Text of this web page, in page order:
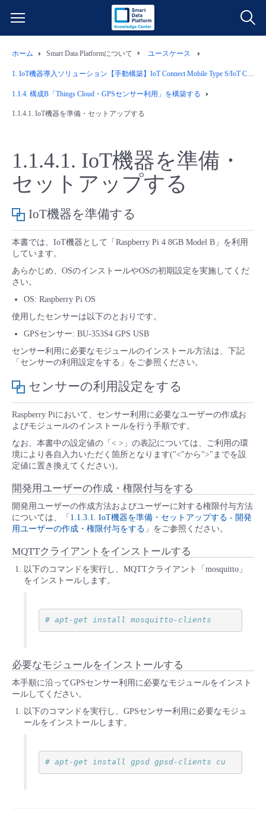
データ利活用
ネットワーク
モニタリング/監査
管理機能
すべてのメニューを見る
よくある質問
クラウド/サーバー
ネットワーク
IoT
サポート
管理機能
すべてのメニューを見る
料金シミュレーター
データ利活用
クラウド/サーバー
IoT
モニタリング/監査
サポート
すべてのメニューを見る
ご利用開始ガイド
■ 管理機能
■ セットアップガイド
- 新規お申し込み方法
- 初期設定・確認
- 登録情報の管理
- APIリファレンス
■ 基本構築ガイド
- クラウド / サーバー
- Flexible InterConnect
- Flexible Remote Access
- vUTM2
- バックアップ
- データと分析
- IoT
- マルチクラウド利用
- リモートワーク
- ITインフラストラクチャー
- その他
故障/メンテナンス情報
故障/メンテナンス履歴
メンテナンス予定
定期メンテナンス
販売パートナー向けプログラム
協業パートナー
脱炭素化
ホーム Smart Data Platformについて ユースケース
1. IoT機器導入ソリューション【手動構築】IoT Connect Mobile Type S/IoT Connect Gateway/Things Cloud/Hybrid Cloud with Microsoft Azure(Azure IoT Hub)/Wasabiオブジェクトストレージ
1.1.4. 構成B「Things Cloud・GPSセンサー利用」を構築する
1.1.4.1. IoT機器を準備・セットアップする
1.1.4.1. IoT機器を準備・
セットアップする
IoT機器を準備する
本書では、IoT機器として「Raspberry Pi 4 8GB Model B」を利用
しています。
あらかじめ、OSのインストールやOSの初期設定を実施してくだ
さい。
OS: Raspberry Pi OS
使用したセンサーは以下のとおりです。
GPSセンサー: BU-353S4 GPS USB
センサー利用に必要なモジュールのインストール方法は、下記
「センサーの利用設定をする」をご参照ください。
センサーの利用設定をする
Raspberry Piにおいて、センサー利用に必要なユーザーの作成お
よびモジュールのインストールを行う手順です。
なお、本書中の設定値の「< >」の表記については、ご利用の環
境により各自入力いただく箇所となります("<"から">"までを設
定値に置き換えてください)。
開発用ユーザーの作成・権限付与をする
開発用ユーザーの作成方法およびユーザーに対する権限付与方法
については、「 1.1.3.1. IoT機器を準備・セットアップする - 開発
用ユーザーの作成・権限付与をする 」をご参照ください。
MQTTクライアントをインストールする
以下のコマンドを実行し、MQTTクライアント「mosquitto」
をインストールします。
# apt-get install mosquitto-clients
必要なモジュールをインストールする
本手順に沿ってGPSセンサー利用に必要なモジュールをインスト
ールしてください。
以下のコマンドを実行し、GPSセンサー利用に必要なモジュ
ールをインストールします。
# apt-get install gpsd gpsd-clients cu